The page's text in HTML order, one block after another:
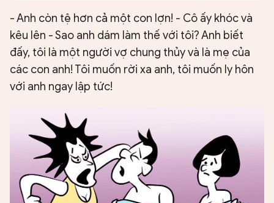
CHUYÊN TRANG
- Anh còn tệ hơn cả một con lợn! - Cô ấy khóc và
kêu lên - Sao anh dám làm thế với tôi? Anh biết
đấy, tôi là một người vợ chung thủy và là mẹ của
các con anh! Tôi muốn rời xa anh, tôi muốn ly hôn
với anh ngay lập tức!